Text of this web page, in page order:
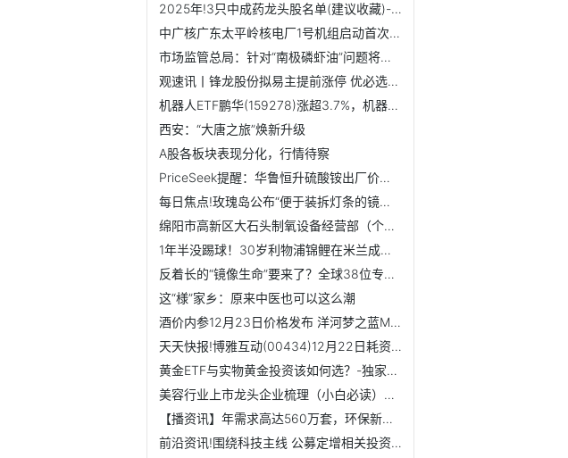
2025年!3只中成药龙头股名单(建议收藏)-每日消息
中广核广东太平岭核电厂1号机组启动首次核燃料装载
市场监管总局：针对“南极磷虾油”问题将强化食品委托生产监...
观速讯丨锋龙股份拟易主提前涨停 优必选2年募85亿港元转战A股
机器人ETF鹏华(159278)涨超3.7%，机器人企业迎来并购潮
西安：“大唐之旅”焕新升级
A股各板块表现分化，行情待察
PriceSeek提醒：华鲁恒升硫酸铵出厂价下调|最新
每日焦点!玫瑰岛公布“便于装拆灯条的镜柜”专利
绵阳市高新区大石头制氧设备经营部（个体工商户）成立 注册...
1年半没踢球！30岁利物浦锦鲤在米兰成躺平咸鱼！身价6年缩水4...
反着长的“镜像生命”要来了？全球38位专家联名警告：风险前...
这“様”家乡：原来中医也可以这么潮
酒价内参12月23日价格发布 洋河梦之蓝M6+上涨5元 热闻
天天快报!博雅互动(00434)12月22日耗资72.31万港元回购20万股
黄金ETF与实物黄金投资该如何选？-独家焦点
美容行业上市龙头企业梳理（小白必读）！（2025/12/22） 今日讯
【播资讯】年需求高达560万套，环保新政将做大机动车污控装置市场
前沿资讯!围绕科技主线 公募定增相关投资目前浮盈逾百亿元